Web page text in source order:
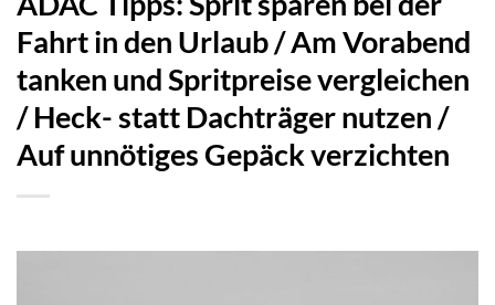
Fahrt in den Urlaub / Am Vorabend
tanken und Spritpreise vergleichen
/ Heck- statt Dachträger nutzen /
Auf unnötiges Gepäck verzichten